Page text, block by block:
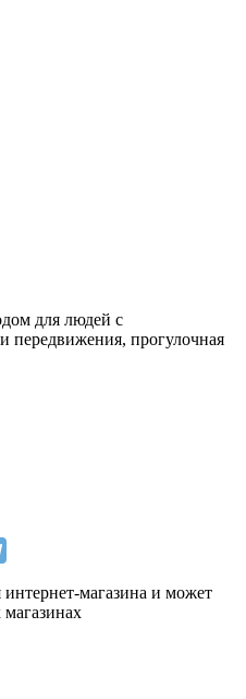
для людей с
передвижения, прогулочная
интернет-магазина и может